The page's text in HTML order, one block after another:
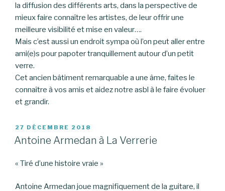
la diffusion des différents arts, dans la perspective de
mieux faire connaître les artistes, de leur offrir une
meilleure visibilité et mise en valeur….
Mais c’est aussi un endroit sympa où l’on peut aller entre
ami(e)s pour papoter tranquillement autour d’un petit
verre.
Cet ancien bâtiment remarquable a une âme, faites le
connaître à vos amis et aidez notre asbl à le faire évoluer
et grandir.
PUBLIÉ
LE
27 DÉCEMBRE 2018
Antoine Armedan à La Verrerie
« Tiré d’une histoire vraie »
Antoine Armedan joue magnifiquement de la guitare, il